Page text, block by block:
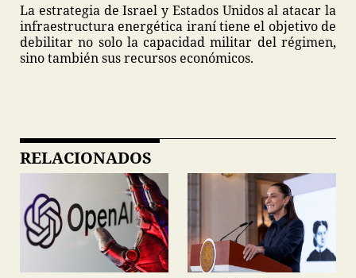
La estrategia de Israel y Estados Unidos al atacar la
infraestructura energética iraní tiene el objetivo de
debilitar no solo la capacidad militar del régimen,
sino también sus recursos económicos.
RELACIONADOS